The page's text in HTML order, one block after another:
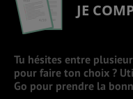
JE
Tu hésites entre
pour faire ton choix ?
Go pour prendre la